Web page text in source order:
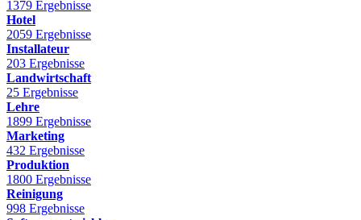
1379 Ergebnisse
Hotel
2059 Ergebnisse
Installateur
203 Ergebnisse
Landwirtschaft
25 Ergebnisse
Lehre
1899 Ergebnisse
Marketing
432 Ergebnisse
Produktion
1800 Ergebnisse
Reinigung
998 Ergebnisse